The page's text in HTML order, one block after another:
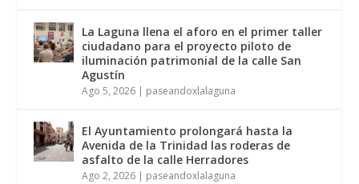
La Laguna llena el aforo en el primer taller
ciudadano para el proyecto piloto de
iluminación patrimonial de la calle San
Agustín
Ago 5, 2026 | paseandoxlalaguna
El Ayuntamiento prolongará hasta la
Avenida de la Trinidad las roderas de
asfalto de la calle Herradores
Ago 2, 2026 | paseandoxlalaguna